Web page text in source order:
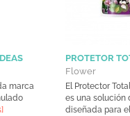
marca
PROTETOR
Flower
El Protector
es una solución
diseñada para